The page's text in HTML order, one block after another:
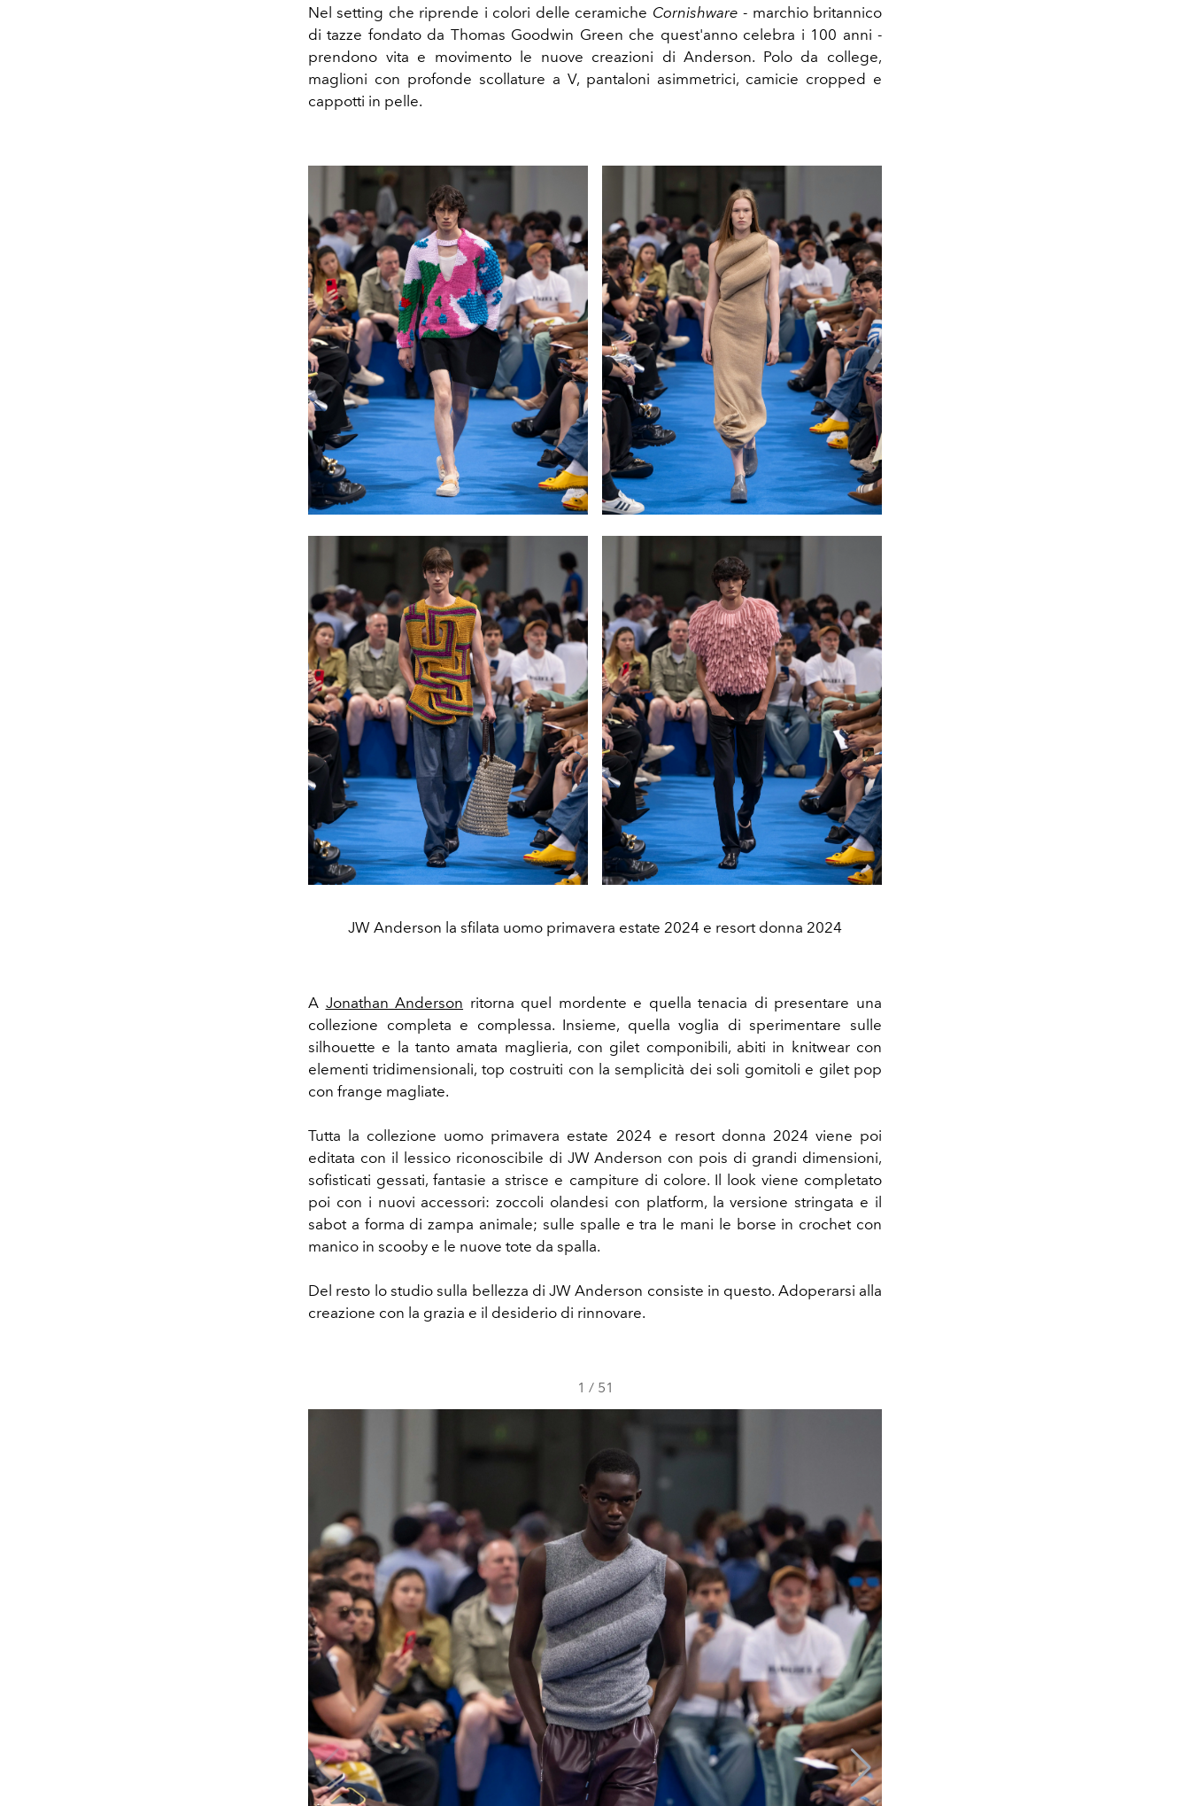
Nel setting che riprende i colori delle ceramiche Cornishware - marchio britannico
di tazze fondato da Thomas Goodwin Green che quest'anno celebra i 100 anni -
prendono vita e movimento le nuove creazioni di Anderson. Polo da college,
maglioni con profonde scollature a V, pantaloni asimmetrici, camicie cropped e
cappotti in pelle.
JW Anderson la sfilata uomo primavera estate 2024 e resort donna 2024
A Jonathan Anderson ritorna quel mordente e quella tenacia di presentare una
collezione completa e complessa. Insieme, quella voglia di sperimentare sulle
silhouette e la tanto amata maglieria, con gilet componibili, abiti in knitwear con
elementi tridimensionali, top costruiti con la semplicità dei soli gomitoli e gilet pop
con frange magliate.
Tutta la collezione uomo primavera estate 2024 e resort donna 2024 viene poi
editata con il lessico riconoscibile di JW Anderson con pois di grandi dimensioni,
sofisticati gessati, fantasie a strisce e campiture di colore. Il look viene completato
poi con i nuovi accessori: zoccoli olandesi con platform, la versione stringata e il
sabot a forma di zampa animale; sulle spalle e tra le mani le borse in crochet con
manico in scooby e le nuove tote da spalla.
Del resto lo studio sulla bellezza di JW Anderson consiste in questo. Adoperarsi alla
creazione con la grazia e il desiderio di rinnovare.
1 / 51